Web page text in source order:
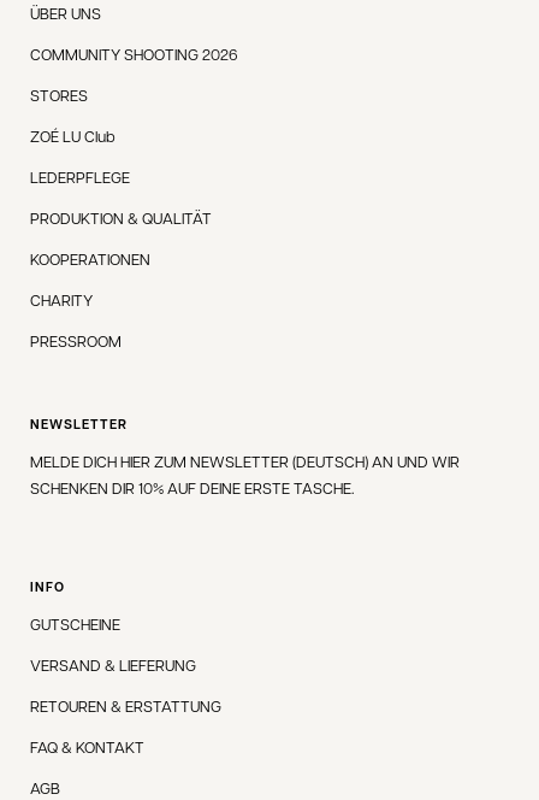
ÜBER UNS
COMMUNITY SHOOTING 2026
STORES
ZOÉ LU Club
LEDERPFLEGE
PRODUKTION & QUALITÄT
KOOPERATIONEN
CHARITY
PRESSROOM
NEWSLETTER
MELDE DICH HIER ZUM NEWSLETTER (DEUTSCH) AN UND WIR
SCHENKEN DIR 10% AUF DEINE ERSTE TASCHE.
INFO
GUTSCHEINE
VERSAND & LIEFERUNG
RETOUREN & ERSTATTUNG
FAQ & KONTAKT
AGB